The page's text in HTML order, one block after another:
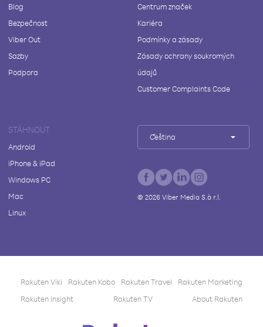
Blog
Bezpečnost
Viber Out
Sazby
Podpora
Centrum značek
Kariéra
Podmínky a zásady
Zásady ochrany soukromých
údajů
Customer Complaints Code
STÁHNOUT
Android
iPhone & iPad
Windows PC
Mac
Linux
Čeština
© 2026Viber Media S.à r.l.
Rakuten Viki Rakuten Kobo Rakuten Travel
Rakuten Marketing
Rakuten Insight
Rakuten TV About Rakuten